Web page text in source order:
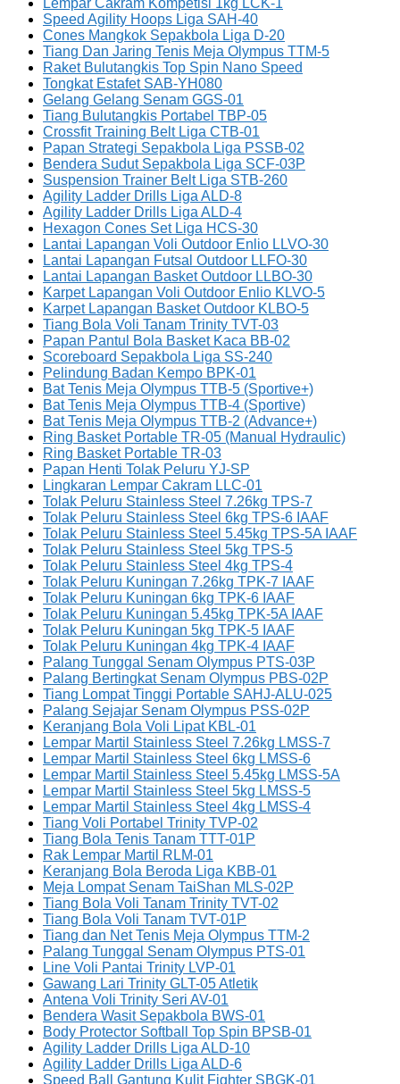
Lempar Cakram Kompetisi 1kg LCK-1
Speed Agility Hoops Liga SAH-40
Cones Mangkok Sepakbola Liga D-20
Tiang Dan Jaring Tenis Meja Olympus TTM-5
Raket Bulutangkis Top Spin Nano Speed
Tongkat Estafet SAB-YH080
Gelang Gelang Senam GGS-01
Tiang Bulutangkis Portabel TBP-05
Crossfit Training Belt Liga CTB-01
Papan Strategi Sepakbola Liga PSSB-02
Bendera Sudut Sepakbola Liga SCF-03P
Suspension Trainer Belt Liga STB-260
Agility Ladder Drills Liga ALD-8
Agility Ladder Drills Liga ALD-4
Hexagon Cones Set Liga HCS-30
Lantai Lapangan Voli Outdoor Enlio LLVO-30
Lantai Lapangan Futsal Outdoor LLFO-30
Lantai Lapangan Basket Outdoor LLBO-30
Karpet Lapangan Voli Outdoor Enlio KLVO-5
Karpet Lapangan Basket Outdoor KLBO-5
Tiang Bola Voli Tanam Trinity TVT-03
Papan Pantul Bola Basket Kaca BB-02
Scoreboard Sepakbola Liga SS-240
Pelindung Badan Kempo BPK-01
Bat Tenis Meja Olympus TTB-5 (Sportive+)
Bat Tenis Meja Olympus TTB-4 (Sportive)
Bat Tenis Meja Olympus TTB-2 (Advance+)
Ring Basket Portable TR-05 (Manual Hydraulic)
Ring Basket Portable TR-03
Papan Henti Tolak Peluru YJ-SP
Lingkaran Lempar Cakram LLC-01
Tolak Peluru Stainless Steel 7.26kg TPS-7
Tolak Peluru Stainless Steel 6kg TPS-6 IAAF
Tolak Peluru Stainless Steel 5.45kg TPS-5A IAAF
Tolak Peluru Stainless Steel 5kg TPS-5
Tolak Peluru Stainless Steel 4kg TPS-4
Tolak Peluru Kuningan 7.26kg TPK-7 IAAF
Tolak Peluru Kuningan 6kg TPK-6 IAAF
Tolak Peluru Kuningan 5.45kg TPK-5A IAAF
Tolak Peluru Kuningan 5kg TPK-5 IAAF
Tolak Peluru Kuningan 4kg TPK-4 IAAF
Palang Tunggal Senam Olympus PTS-03P
Palang Bertingkat Senam Olympus PBS-02P
Tiang Lompat Tinggi Portable SAHJ-ALU-025
Palang Sejajar Senam Olympus PSS-02P
Keranjang Bola Voli Lipat KBL-01
Lempar Martil Stainless Steel 7.26kg LMSS-7
Lempar Martil Stainless Steel 6kg LMSS-6
Lempar Martil Stainless Steel 5.45kg LMSS-5A
Lempar Martil Stainless Steel 5kg LMSS-5
Lempar Martil Stainless Steel 4kg LMSS-4
Tiang Voli Portabel Trinity TVP-02
Tiang Bola Tenis Tanam TTT-01P
Rak Lempar Martil RLM-01
Keranjang Bola Beroda Liga KBB-01
Meja Lompat Senam TaiShan MLS-02P
Tiang Bola Voli Tanam Trinity TVT-02
Tiang Bola Voli Tanam TVT-01P
Tiang dan Net Tenis Meja Olympus TTM-2
Palang Tunggal Senam Olympus PTS-01
Line Voli Pantai Trinity LVP-01
Gawang Lari Trinity GLT-05 Atletik
Antena Voli Trinity Seri AV-01
Bendera Wasit Sepakbola BWS-01
Body Protector Softball Top Spin BPSB-01
Agility Ladder Drills Liga ALD-10
Agility Ladder Drills Liga ALD-6
Speed Ball Gantung Kulit Fighter SBGK-01